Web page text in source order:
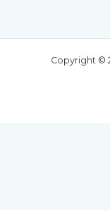
Copyright ©